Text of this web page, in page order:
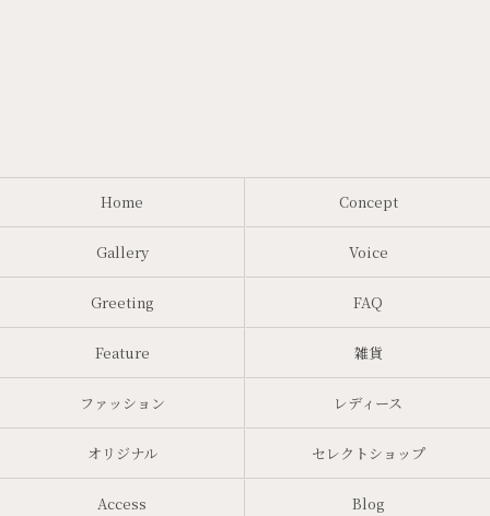
Home Concept
Gallery Voice
Greeting FAQ
Feature 雑貨
ファッション レディース
オリジナル セレクトショップ
Access Blog